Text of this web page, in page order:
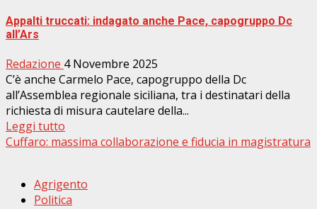
Appalti truccati: indagato anche Pace, capogruppo Dc
all’Ars
Redazione 4 Novembre 2025
C’è anche Carmelo Pace, capogruppo della Dc
all’Assemblea regionale siciliana, tra i destinatari della
richiesta di misura cautelare della...
Leggi tutto
Cuffaro: massima collaborazione e fiducia in magistratura
Agrigento
Politica